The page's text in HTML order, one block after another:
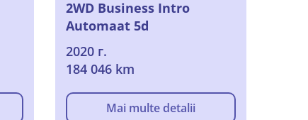
2WD Business Intro
Automaat 5d
2020 г.
184 046 km
Mai multe detalii